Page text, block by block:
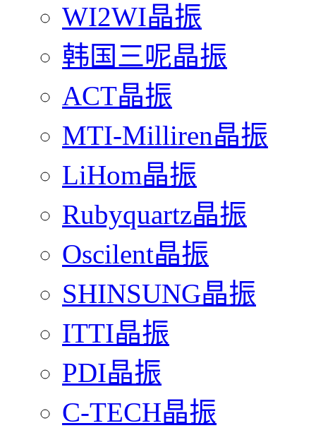
WI2WI晶振
韩国三呢晶振
ACT晶振
MTI-Milliren晶振
LiHom晶振
Rubyquartz晶振
Oscilent晶振
SHINSUNG晶振
ITTI晶振
PDI晶振
C-TECH晶振